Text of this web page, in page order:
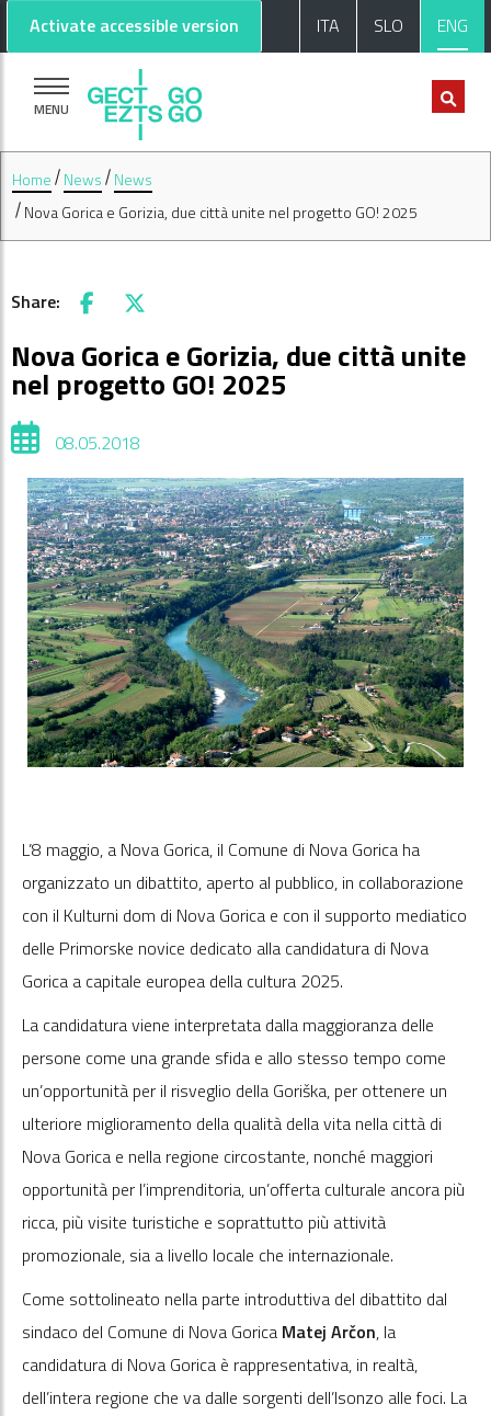
Go to main content
Go to footer
Activate accessible version ITA SLO ENG
MENU
Home News
News
Nova Gorica e Gorizia, due città unite nel progetto GO! 2025
Share: Facebook
X
Nova Gorica e Gorizia, due città unite
nel progetto GO! 2025
08.05.2018
L’8 maggio, a Nova Gorica, il Comune di Nova Gorica ha
organizzato un dibattito, aperto al pubblico, in collaborazione
con il Kulturni dom di Nova Gorica e con il supporto mediatico
delle Primorske novice dedicato alla candidatura di Nova
Gorica a capitale europea della cultura 2025.
La candidatura viene interpretata dalla maggioranza delle
persone come una grande sfida e allo stesso tempo come
un’opportunità per il risveglio della Goriška, per ottenere un
ulteriore miglioramento della qualità della vita nella città di
Nova Gorica e nella regione circostante, nonché maggiori
opportunità per l’imprenditoria, un’offerta culturale ancora più
ricca, più visite turistiche e soprattutto più attività
promozionale, sia a livello locale che internazionale.
Come sottolineato nella parte introduttiva del dibattito dal
sindaco del Comune di Nova Gorica Matej Arčon, la
candidatura di Nova Gorica è rappresentativa, in realtà,
dell’intera regione che va dalle sorgenti dell’Isonzo alle foci. La